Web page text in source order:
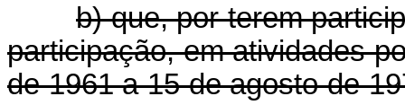
b) que, por terem
participação, em atividades
de 1961 a 15 de agosto de